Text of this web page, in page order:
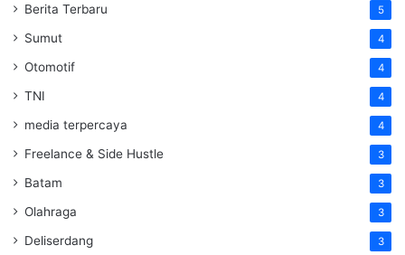
Berita Terbaru 5
Sumut 4
Otomotif 4
TNI 4
media terpercaya 4
Freelance & Side Hustle 3
Batam 3
Olahraga 3
Deliserdang 3